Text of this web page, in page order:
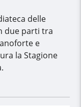
delle
due parti tra
e
la Stagione